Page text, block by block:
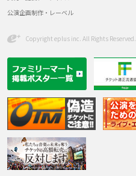
公演企画制作・レーベル
Copyright eplus inc. All Rights Reserved.